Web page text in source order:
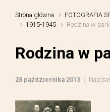
Strona główna FOTOGRAFIA
1915-1945
Rodzina w
Rodzina w
28 października 2013 Napisał